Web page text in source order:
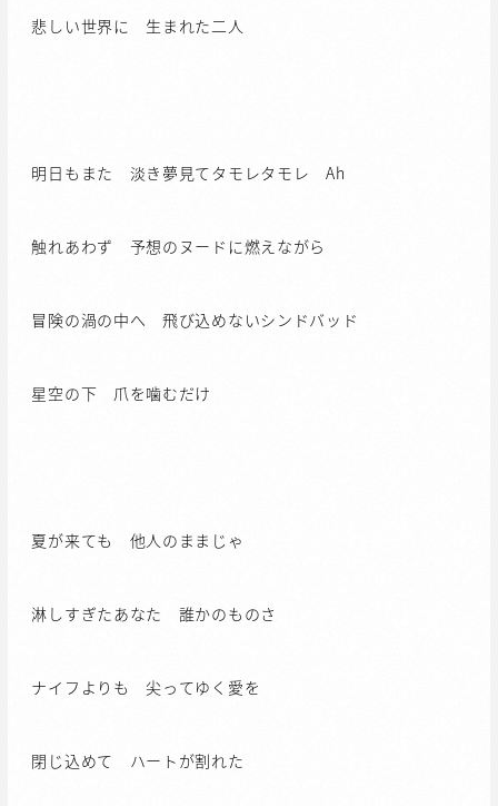
悲しい世界に 生まれた二人
明日もまた 淡き夢見てタモレタモレ Ah
触れあわず 予想のヌードに燃えながら
冒険の渦の中へ 飛び込めないシンドバッド
星空の下 爪を噛むだけ
夏が来ても 他人のままじゃ
淋しすぎたあなた 誰かのものさ
ナイフよりも 尖ってゆく愛を
閉じ込めて ハートが割れた